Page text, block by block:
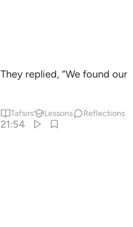
They replied, “We found our
Tafsirs Lessons Reflections
21:54